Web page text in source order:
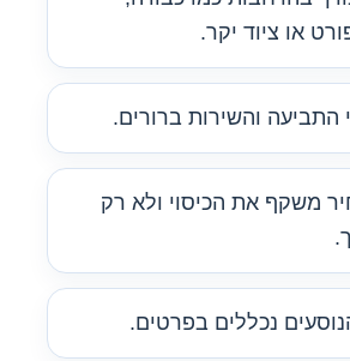
או ציוד יקר.
התביעה והשירות ברורים.
משקף את הכיסוי ולא רק
נכללים בפרטים.